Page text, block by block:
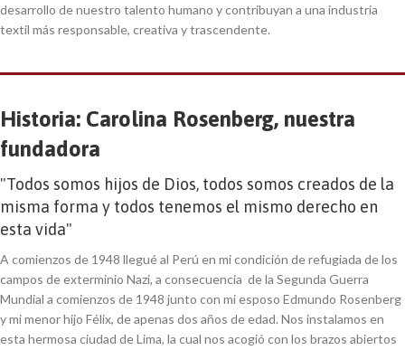
desarrollo de nuestro talento humano y contribuyan a una industria
textil más responsable, creativa y trascendente.
Historia: Carolina Rosenberg, nuestra
fundadora
"Todos somos hijos de Dios, todos somos creados de la
misma forma y todos tenemos el mismo derecho en
esta vida"
A comienzos de 1948 llegué al Perú en mi condición de refugiada de los
campos de exterminio Nazi, a consecuencia de la Segunda Guerra
Mundial a comienzos de 1948 junto con mi esposo Edmundo Rosenberg
y mi menor hijo Félix, de apenas dos años de edad. Nos instalamos en
esta hermosa ciudad de Lima, la cual nos acogió con los brazos abiertos